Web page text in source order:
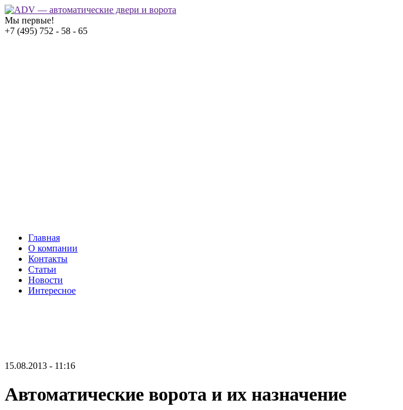
Мы первые!
+7 (495) 752 - 58 - 65
Главная
О компании
Контакты
Статьи
Новости
Интересное
15.08.2013 - 11:16
Автоматические ворота и их назначение